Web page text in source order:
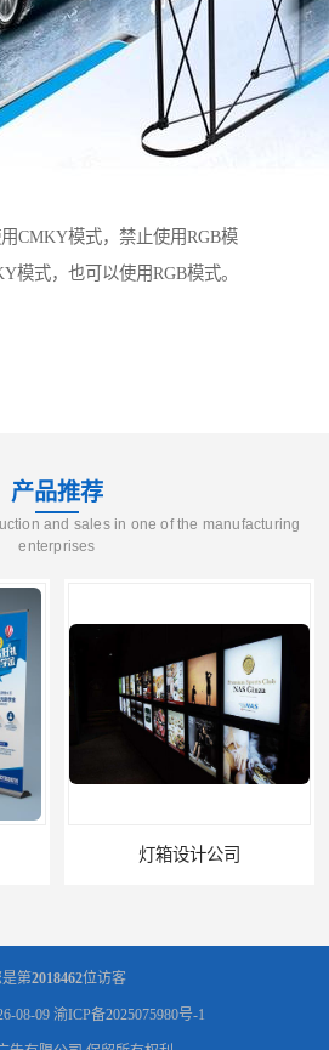
CMKY模式，禁止使用RGB模
模式，也可以使用RGB模式。
产品推荐
and sales in one of the manufacturing
enterprises
灯箱设计公司
第2018462位访客
08-09 渝ICP备2025075980号-1